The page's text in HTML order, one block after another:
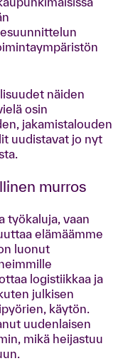
näiden
osin
jakamistalouden
uudistavat jo nyt
murros
työkaluja, vaan
elämäämme
luonut
logistiikkaa ja
julkisen
käytön.
uudenlaisen
mikä heijastuu